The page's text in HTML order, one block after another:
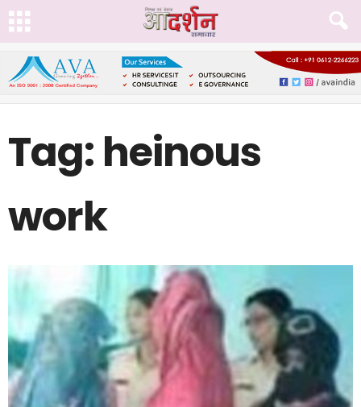
Tag: heinous
work